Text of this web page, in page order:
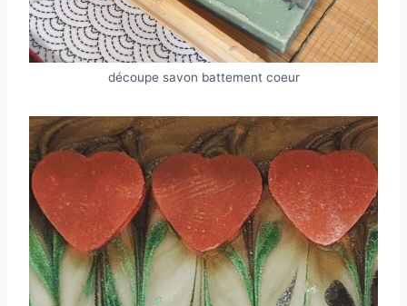
découpe savon battement coeur